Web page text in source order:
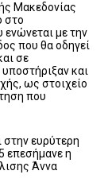
Μακεδονίας
στο
με την
που θα οδηγεί
σε
και
ως στοιχείο
που
ευρύτερη
επεσήμανε η
Άννα